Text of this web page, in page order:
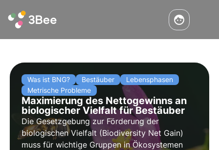
Was ist BNG? Bestäuber
Lebensphasen
Metrische Probleme
Maximierung des Nettogewinns an
biologischer Vielfalt für Bestäuber
Die Gesetzgebung zur Förderung der
biologischen Vielfalt (Biodiversity Net Gain)
muss für wichtige Gruppen in Ökosystemen